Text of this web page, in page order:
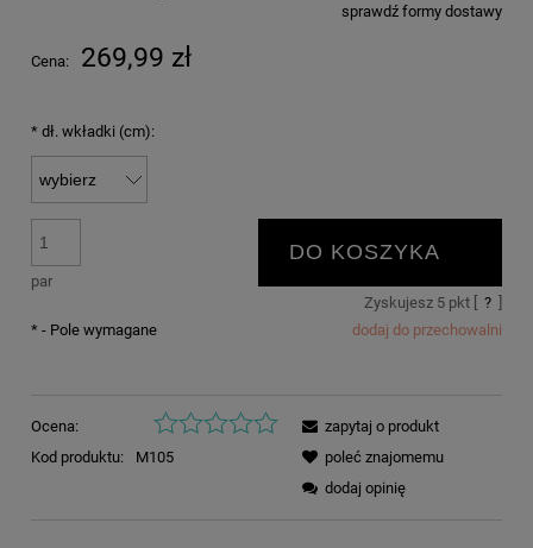
Cena nie zawiera ewentualnych kosztów płatnościsprawdź formy dostawy
Cena: 269,99 zł
* dł. wkładki (cm):
par
DO KOSZYKA
Zyskujesz 5pkt [ ?
dodaj do przechowalni
* - Pole wymagane
Ocena:
Kod produktu:
M105
zapytaj o produkt
poleć znajomemu
dodaj opinię